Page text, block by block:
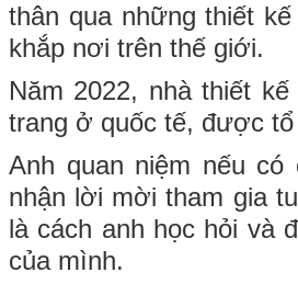
thân qua những thiết
khắp nơi trên thế giới.
Năm 2022, nhà thiết
trang ở quốc tế, được
Anh quan niệm nếu
nhận lời mời tham gia
là cách anh học hỏi và
của mình.